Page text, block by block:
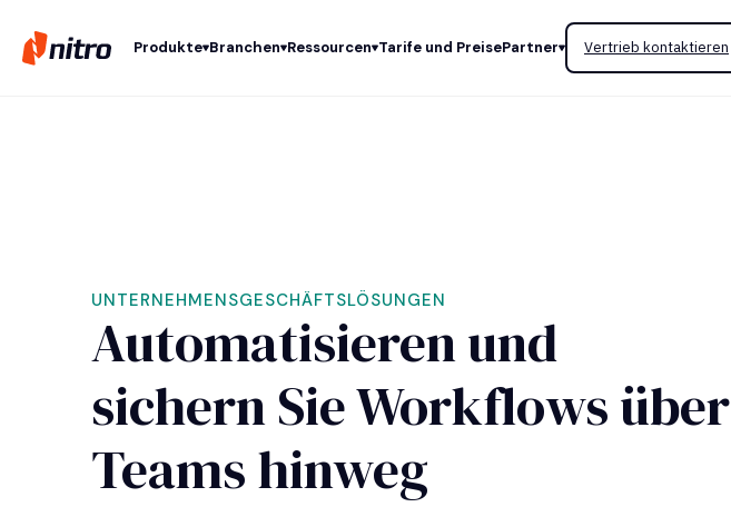
Produkte Branchen Ressourcen Tarife und PreisePartner Vertrieb kontaktieren
UNTERNEHMENSGESCHÄFTSLÖSUNGEN
Automatisieren und
sichern Sie Workflows über
Teams hinweg